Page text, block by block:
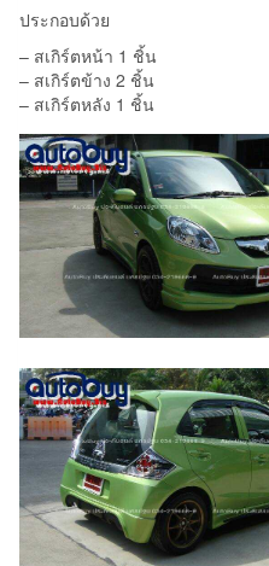
ประกอบด้วย
– สเกิร์ตหน้า 1 ชิ้น
– สเกิร์ตข้าง 2 ชิ้น
– สเกิร์ตหลัง 1 ชิ้น